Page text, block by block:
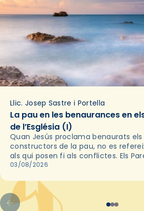
Llic. Josep Sastre i Portella
La pau en les benaurances en
de l’Església (I)
Quan Jesús proclama benaurats els
constructors de la pau, no es
als qui posen fi als conflictes. Els
l'Església ens recorden que la pau
03/08/2026